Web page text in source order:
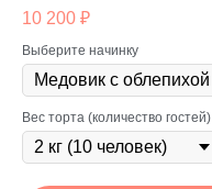
10 200 ₽
Выберите начинку
Вес торта (количество гостей)